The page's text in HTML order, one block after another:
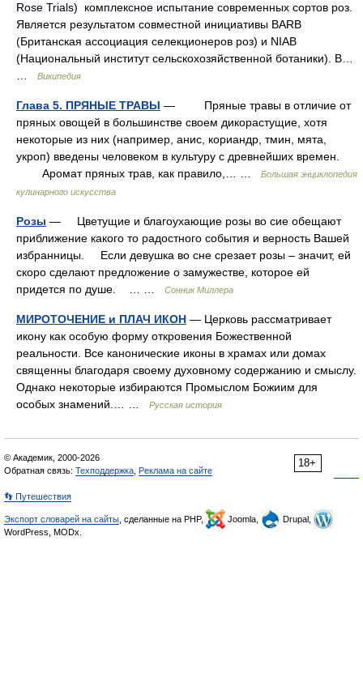
Rose Trials) комплексное испытание современных сортов роз.
Является результатом совместной инициативы BARB
(Британская ассоциация селекционеров роз) и NIAB
(Национальный институт сельскохозяйственной ботаники). В…
Википедия
Глава 5. ПРЯНЫЕ ТРАВЫ — Пряные травы в отличие от
пряных овощей в большинстве своем дикорастущие, хотя
некоторые из них (например, анис, кориандр, тмин, мята,
укроп) введены человеком в культуру с древнейших времен.
Аромат пряных трав, как правило,… …
Большая энциклопедия
кулинарного искусства
Розы — Цветущие и благоухающие розы во сие обещают
приближение какого то радостного события и верность Вашей
избранницы. Если девушка во сне срезает розы – значит, ей
скоро сделают предложение о замужестве, которое ей
придется по душе. … …
Сонник Миллера
МИРОТОЧЕНИЕ и ПЛАЧ ИКОН — Церковь рассматривает
икону как особую форму откровения Божественной
реальности. Все канонические иконы в храмах или домах
священны благодаря своему духовному содержанию и смыслу.
Однако некоторые избираются Промыслом Божиим для
особых знамений.… …
Русская история
18+
© Академик, 2000-2026
Обратная связь: Техподдержка Реклама на сайте
👣 Путешествия
Экспорт словарей на сайты , сделанные на PHP, Joomla,
Drupal,
WordPress, MODx.